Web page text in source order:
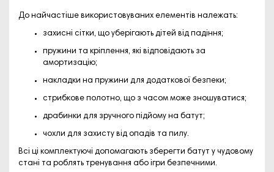
До найчастіше використовуваних елементів належать:
захисні сітки, що уберігають дітей від падіння;
пружини та кріплення, які відповідають за
амортизацію;
накладки на пружини для додаткової безпеки;
стрибкове полотно, що з часом може зношуватися;
драбинки для зручного підйому на батут;
чохли для захисту від опадів та пилу.
Всі ці комплектуючі допомагають зберегти батут у чудовому
стані та роблять тренування або ігри безпечними.